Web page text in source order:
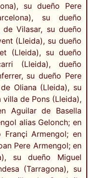
su dueño Pere
su dueño
Vilasar, su dueño
(Lleida), su dueño
(Lleida), su dueño
(Lleida), dueño
su dueño Pere
Oliana (Lleida), su
villa de Pons (Lleida),
Aguilar de Basella
alias Gelonch; en
Françi Armengol; en
Pere Armengol; en
su dueño Miguel
(Tarragona), su